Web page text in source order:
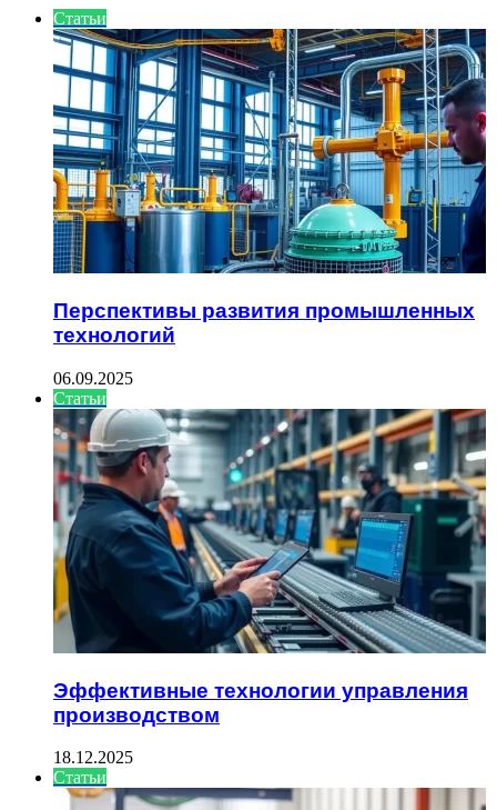
Статьи
Перспективы развития промышленных
технологий
06.09.2025
Статьи
Эффективные технологии управления
производством
18.12.2025
Статьи